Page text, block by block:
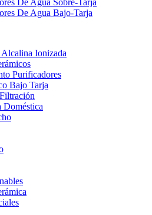
De Agua Sobre-Tarja
De Agua Bajo-Tarja
Ionizada
Purificadores
Bajo Tarja
Doméstica